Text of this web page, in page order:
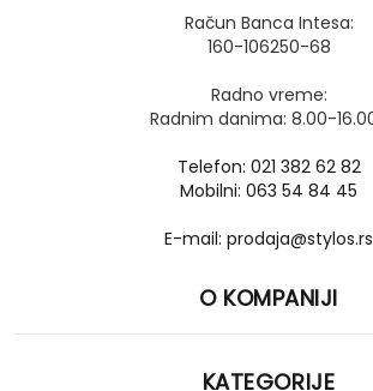
Račun Banca Intesa:
160-106250-68
Radno vreme:
Radnim danima: 8.00-
Telefon: 021 382 62 82
Mobilni: 063 54 84 45
E-mail: prodaja@stylos.rs
O KOMPANIJI
KATEGORIJE